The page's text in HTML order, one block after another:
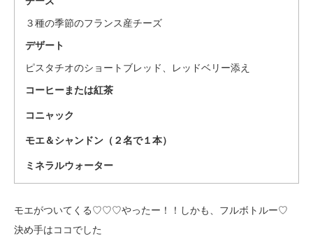
３種の季節のフランス産チーズ
デザート
ピスタチオのショートブレッド、レッドベリー添え
コーヒーまたは紅茶
コニャック
モエ＆シャンドン（２名で１本）
ミネラルウォーター
モエがついてくる♡♡♡やったー！！しかも、フルボトルー♡
決め手はココでした